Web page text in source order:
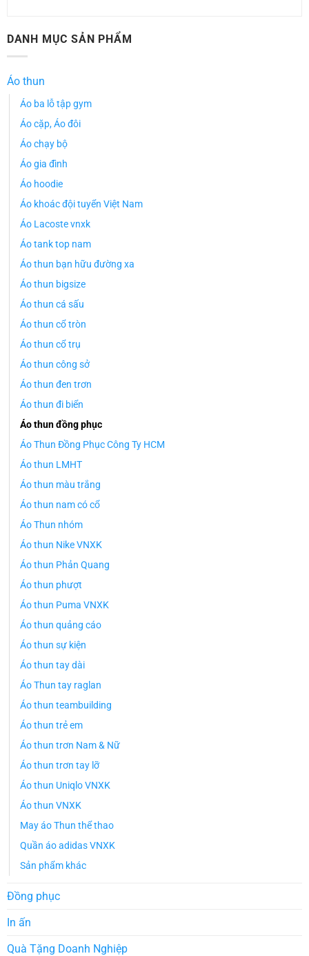
DANH MỤC SẢN PHẨM
Áo thun
Áo ba lỗ tập gym
Áo cặp, Áo đôi
Áo chạy bộ
Áo gia đình
Áo hoodie
Áo khoác đội tuyển Việt Nam
Áo Lacoste vnxk
Áo tank top nam
Áo thun bạn hữu đường xa
Áo thun bigsize
Áo thun cá sấu
Áo thun cổ tròn
Áo thun cổ trụ
Áo thun công sở
Áo thun đen trơn
Áo thun đi biển
Áo thun đồng phục
Áo Thun Đồng Phục Công Ty HCM
Áo thun LMHT
Áo thun màu trắng
Áo thun nam có cổ
Áo Thun nhóm
Áo thun Nike VNXK
Áo thun Phản Quang
Áo thun phượt
Áo thun Puma VNXK
Áo thun quảng cáo
Áo thun sự kiện
Áo thun tay dài
Áo Thun tay raglan
Áo thun teambuilding
Áo thun trẻ em
Áo thun trơn Nam & Nữ
Áo thun trơn tay lỡ
Áo thun Uniqlo VNXK
Áo thun VNXK
May áo Thun thể thao
Quần áo adidas VNXK
Sản phẩm khác
Đồng phục
In ấn
Quà Tặng Doanh Nghiệp